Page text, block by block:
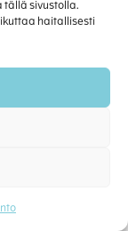
tällä sivustolla.
haitallisesti